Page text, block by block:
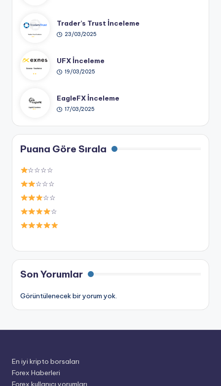
Trader’s Trust İnceleme
23/03/2025
UFX İnceleme
19/03/2025
EagleFX İnceleme
17/03/2025
Puana Göre Sırala
☆☆☆☆
☆☆☆
☆☆
☆
Son Yorumlar
Görüntülenecek bir yorum yok.
En iyi kripto borsaları
Forex Haberleri
Forex kullanıcı yorumları